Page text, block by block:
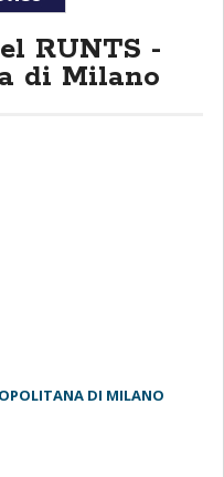
RUNTS -
di Milano
DI MILANO